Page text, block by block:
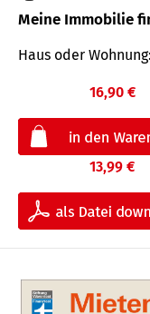
Meine Immobilie
Haus oder
16,90 €
13,99 €